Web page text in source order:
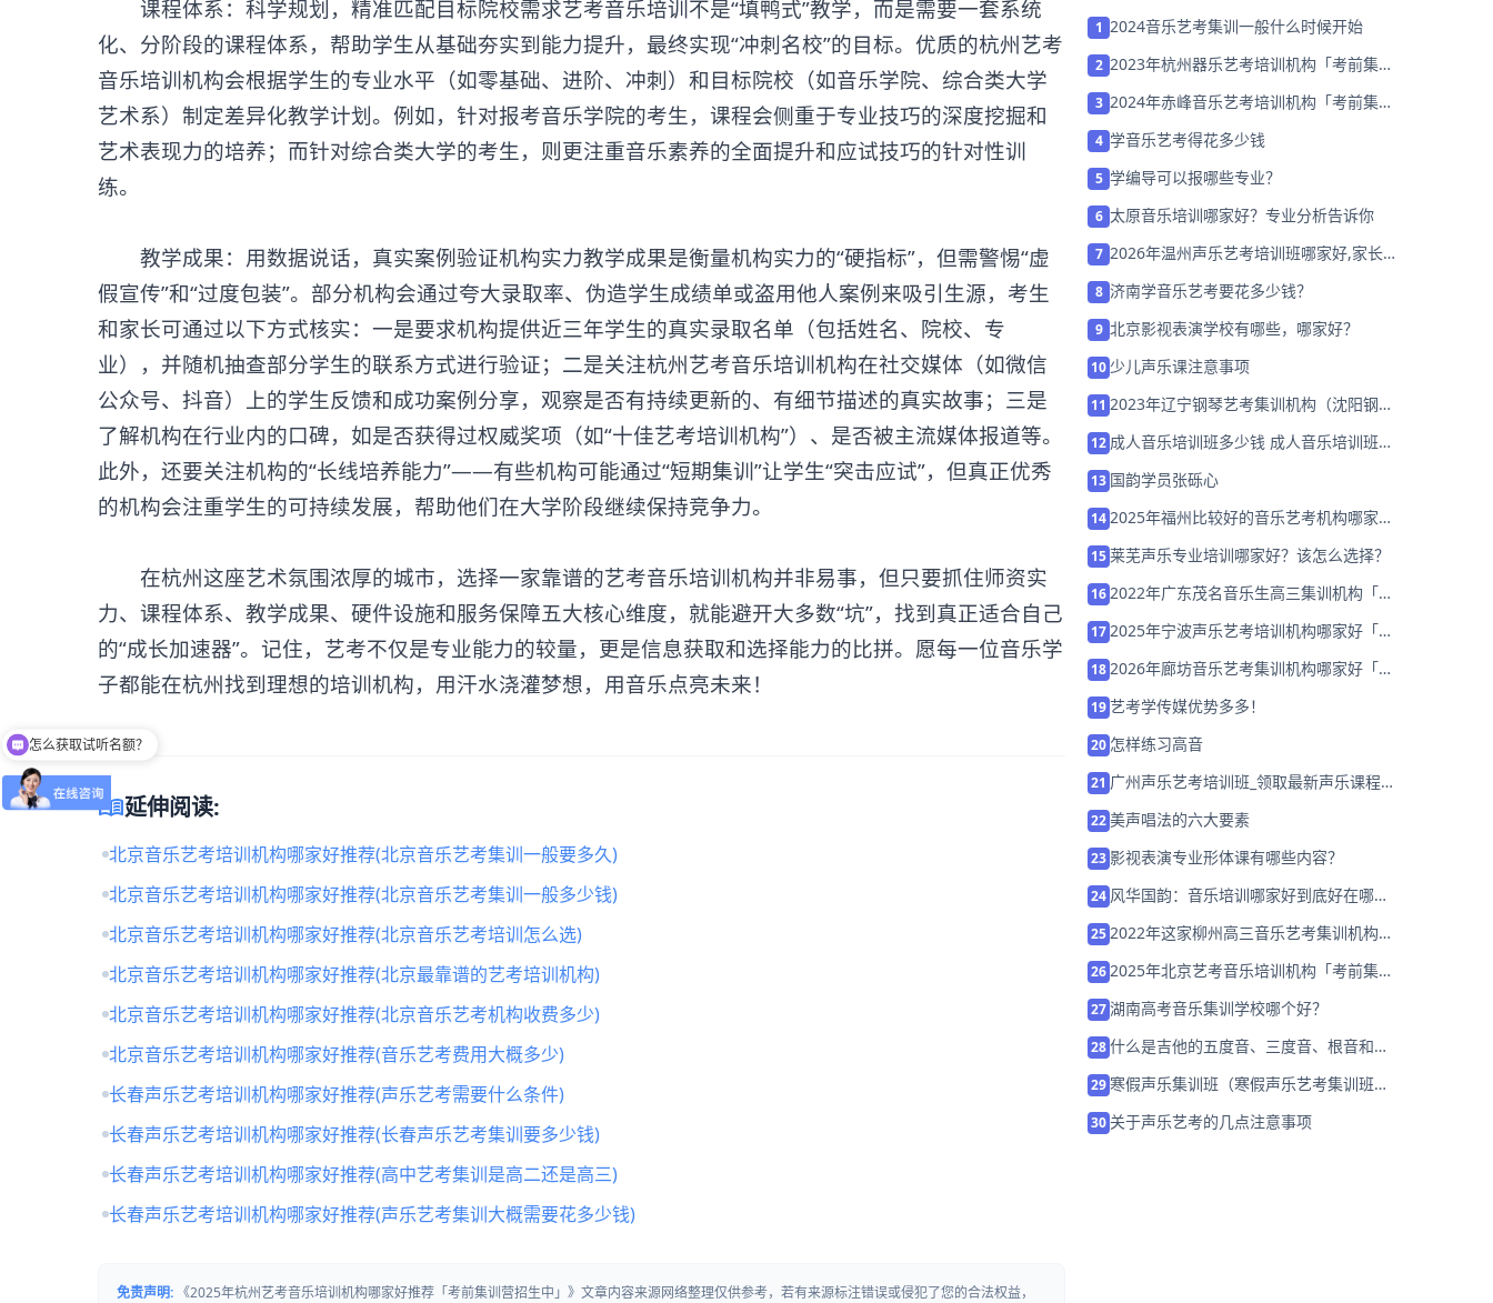
课程体系：科学规划，精准匹配目标院校需求艺考音乐培训不是“填鸭式”教学，而是需要一套系统
化、分阶段的课程体系，帮助学生从基础夯实到能力提升，最终实现“冲刺名校”的目标。优质的杭州艺考
音乐培训机构会根据学生的专业水平（如零基础、进阶、冲刺）和目标院校（如音乐学院、综合类大学
艺术系）制定差异化教学计划。例如，针对报考音乐学院的考生，课程会侧重于专业技巧的深度挖掘和
艺术表现力的培养；而针对综合类大学的考生，则更注重音乐素养的全面提升和应试技巧的针对性训
练。
教学成果：用数据说话，真实案例验证机构实力教学成果是衡量机构实力的“硬指标”，但需警惕“虚
假宣传”和“过度包装”。部分机构会通过夸大录取率、伪造学生成绩单或盗用他人案例来吸引生源，考生
和家长可通过以下方式核实：一是要求机构提供近三年学生的真实录取名单（包括姓名、院校、专
业），并随机抽查部分学生的联系方式进行验证；二是关注杭州艺考音乐培训机构在社交媒体（如微信
公众号、抖音）上的学生反馈和成功案例分享，观察是否有持续更新的、有细节描述的真实故事；三是
了解机构在行业内的口碑，如是否获得过权威奖项（如“十佳艺考培训机构”）、是否被主流媒体报道等。
此外，还要关注机构的“长线培养能力”——有些机构可能通过“短期集训”让学生“突击应试”，但真正优秀
的机构会注重学生的可持续发展，帮助他们在大学阶段继续保持竞争力。
在杭州这座艺术氛围浓厚的城市，选择一家靠谱的艺考音乐培训机构并非易事，但只要抓住师资实
力、课程体系、教学成果、硬件设施和服务保障五大核心维度，就能避开大多数“坑”，找到真正适合自己
的“成长加速器”。记住，艺考不仅是专业能力的较量，更是信息获取和选择能力的比拼。愿每一位音乐学
子都能在杭州找到理想的培训机构，用汗水浇灌梦想，用音乐点亮未来！
menu_book延伸阅读:
北京音乐艺考培训机构哪家好推荐(北京音乐艺考集训一般要多久)
北京音乐艺考培训机构哪家好推荐(北京音乐艺考集训一般多少钱)
北京音乐艺考培训机构哪家好推荐(北京音乐艺考培训怎么选)
北京音乐艺考培训机构哪家好推荐(北京最靠谱的艺考培训机构)
北京音乐艺考培训机构哪家好推荐(北京音乐艺考机构收费多少)
北京音乐艺考培训机构哪家好推荐(音乐艺考费用大概多少)
长春声乐艺考培训机构哪家好推荐(声乐艺考需要什么条件)
长春声乐艺考培训机构哪家好推荐(长春声乐艺考集训要多少钱)
长春声乐艺考培训机构哪家好推荐(高中艺考集训是高二还是高三)
长春声乐艺考培训机构哪家好推荐(声乐艺考集训大概需要花多少钱)
免责声明: 《2025年杭州艺考音乐培训机构哪家好推荐「考前集训营招生中」》文章内容来源网络整理仅供参考，若有来源标注错误或侵犯了您的合法权益，
1 2024音乐艺考集训一般什么时候开始
2 2023年 杭州器乐艺考培训机构「考前集训
3 2024年赤峰音乐艺考培训机构「考前集训
4 学音乐艺考得花多少钱
5 学编导可以报哪些专业？
6 太原音乐培训哪家好？专业分析告诉你
7 2026年温州声乐艺考培训班哪家好,家长
8 济南学音乐艺考要花多少钱？
9 北京影视表演学校有哪些，哪家好？
10 少儿声乐课注意事项
11 2023年辽宁钢琴艺考集训机构（沈阳钢琴
12 成人音乐培训班多少钱 成人音乐培训班费
13 国韵学员张砾心
142025年福州比较好的音乐艺考机构哪家好
15莱芜声乐专业培训哪家好？该怎么选择？
162022年广东茂名音乐生高三集训机构「考
172025年宁波声乐艺考培训机构哪家好「集
182026年廊坊音乐艺考集训机构哪家好「考
19艺考学传媒优势多多！
20 怎样练习高音
21 广州声乐艺考培训班_领取最新声乐课程
22美声唱法的六大要素
23 影视表演专业形体课有哪些内容？
24 风华国韵：音乐培训哪家好到底好在哪
252022年这家柳州高三音乐艺考集训机构/
262025年北京艺考音乐培训机构「考前集训
27湖南高考音乐集训学校哪个好？
28什么是吉他的五度音、三度音、根音和母
29寒假声乐集训班（寒假声乐艺考集训班怎
30 关于声乐艺考的几点注意事项
留下【姓名】 【微信】即获取免费试听名额